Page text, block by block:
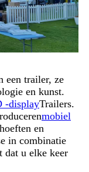
een trailer, ze
en kunst.
-displayTrailers.
mobiel
en
in combinatie
dat u elke keer